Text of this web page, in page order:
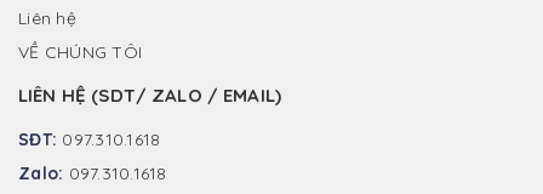
Liên hệ
VỀ CHÚNG TÔI
LIÊN HỆ (SDT/ ZALO / EMAIL)
SĐT: 097.310.1618
Zalo: 097.310.1618